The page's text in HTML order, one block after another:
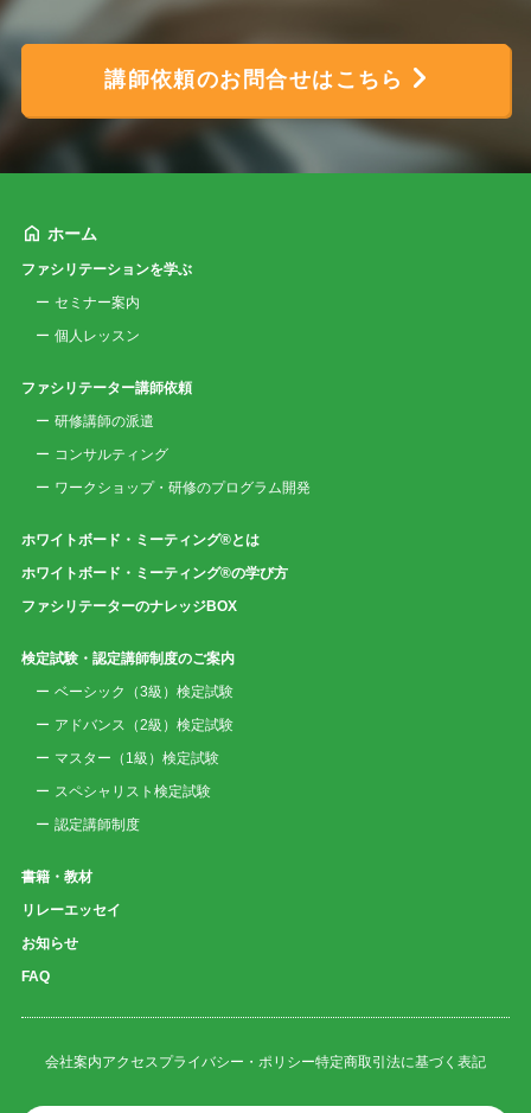
講師依頼のお問合せはこちら
ホーム
ファシリテーションを学ぶ
セミナー案内
個人レッスン
ファシリテーター講師依頼
研修講師の派遣
コンサルティング
ワークショップ・研修のプログラム開発
ホワイトボード・ミーティング®とは
ホワイトボード・ミーティング®の学び方
ファシリテーターのナレッジBOX
検定試験・認定講師制度のご案内
ベーシック（3級）検定試験
アドバンス（2級）検定試験
マスター（1級）検定試験
スペシャリスト検定試験
認定講師制度
書籍・教材
リレーエッセイ
お知らせ
FAQ
会社案内アクセスプライバシー・ポリシー特定商取引法に基づく表記